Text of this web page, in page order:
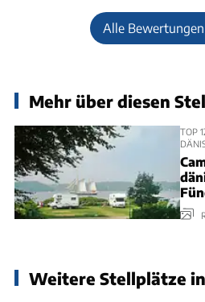
Alle
Mehr über diesen
TOP
Weitere Stellplätze